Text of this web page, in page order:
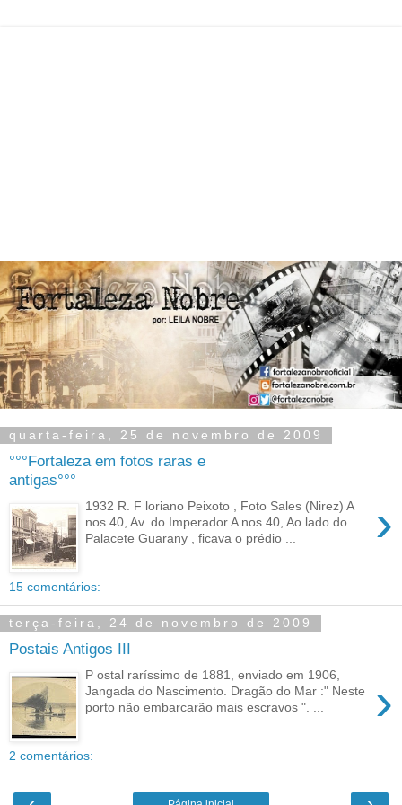
quarta-feira, 25 de novembro de 2009
°°°Fortaleza em fotos raras e
antigas°°°
›
1932 R. F loriano Peixoto , Foto Sales (Nirez) A
nos 40, Av. do Imperador A nos 40, Ao lado do
Palacete Guarany , ficava o prédio ...
15 comentários:
terça-feira, 24 de novembro de 2009
Postais Antigos III
›
P ostal raríssimo de 1881, enviado em 1906,
Jangada do Nascimento. Dragão do Mar :" Neste
porto não embarcarão mais escravos ". ...
2 comentários: